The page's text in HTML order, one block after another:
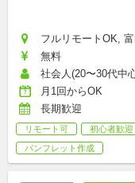
フルリモートOK,
無料
社会人(20〜30代中
月1回からOK
長期歓迎
リモート可 初心者歓迎
パンフレット作成